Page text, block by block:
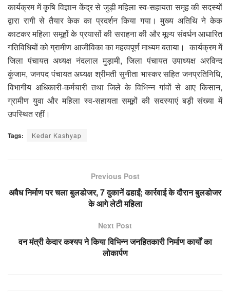
कार्यक्रम में कृषि विज्ञान केंद्र से जुड़ी महिला स्व-सहायता समूह की सदस्यों
द्वारा रागी से तैयार केक का प्रदर्शन किया गया। मुख्य अतिथि ने केक
काटकर महिला समूहों के प्रयासों की सराहना की और मूल्य संवर्धन आधारित
गतिविधियों को ग्रामीण आजीविका का महत्वपूर्ण माध्यम बताया। कार्यक्रम में
जिला पंचायत अध्यक्ष नंदलाल मुड़ामी, जिला पंचायत उपाध्यक्ष अरविन्द
कुंजाम, जनपद पंचायत अध्यक्ष श्रीमती सुनीता भास्कर सहित जनप्रतिनिधि,
विभागीय अधिकारी-कर्मचारी तथा जिले के विभिन्न गांवों से आए किसान,
ग्रामीण युवा और महिला स्व-सहायता समूहों की सदस्याएं बड़ी संख्या में
उपस्थित रहीं।
Tags: Kedar Kashyap
Previous Post
अवैध निर्माण पर चला बुलडोजर, 7 दुकानें ढहाईं; कार्रवाई के दौरान बुलडोजर
के आगे लेटी महिला
Next Post
वन मंत्री केदार कश्यप ने किया विभिन्न जनहितकारी निर्माण कार्यों का
लोकार्पण